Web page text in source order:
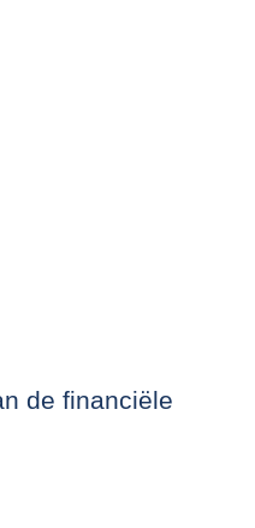
de financiële